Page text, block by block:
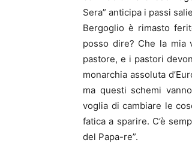
Sera” anticipa i passi
Bergoglio è rimasto
posso dire? Che la mia
pastore, e i pastori
monarchia assoluta
ma questi schemi
voglia di cambiare le
fatica a sparire. C’è
del Papa-re”.